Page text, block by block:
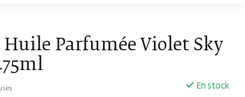
Huile Parfumée Violet Sky
En stock